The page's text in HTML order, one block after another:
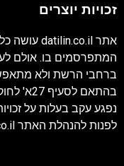
זכויות יוצרים
אתר datilin.co.il עושה
המתפרסמים בו. אולם
ברחבי הרשת ולא
בהתאם
נפגע עקב בעלות על
לפנות להנהלת האתר